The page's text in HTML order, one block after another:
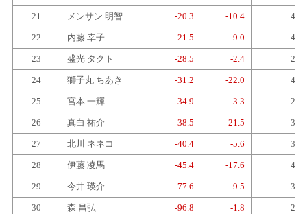
21 メンサン 明智 -20.3 -10.4 4
22 内藤 幸子 -21.5 -9.0 4
23 盛光 タクト -28.5 -2.4 2
24 獅子丸 ちあき -31.2 -22.0 4
25 宮本 一輝 -34.9 -3.3 2
26 真白 祐介 -38.5 -21.5 3
27 北川 ネネコ -40.4 -5.6 3
28 伊藤 凌馬 -45.4 -17.6 4
29 今井 瑛介 -77.6 -9.5 3
30 森 昌弘 -96.8 -1.8 2